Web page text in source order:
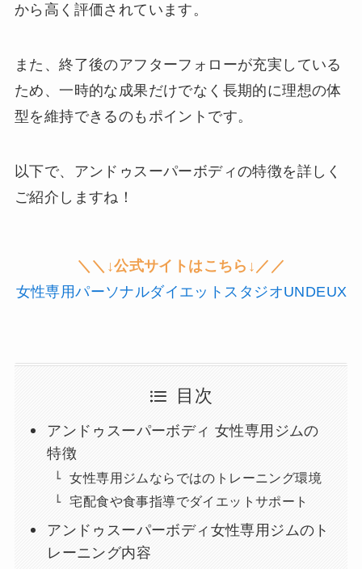
から高く評価されています。
また、終了後のアフターフォローが充実している
ため、一時的な成果だけでなく長期的に理想の体
型を維持できるのもポイントです。
以下で、アンドゥスーパーボディの特徴を詳しく
ご紹介しますね！
＼＼↓公式サイトはこちら↓／／
女性専用パーソナルダイエットスタジオUNDEUX
目次
アンドゥスーパーボディ 女性専用ジムの
特徴
女性専用ジムならではのトレーニング環境
宅配食や食事指導でダイエットサポート
アンドゥスーパーボディ女性専用ジムのト
レーニング内容